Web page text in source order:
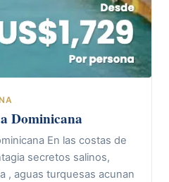
Dominicana
En las costas de
secretos salinos,
, aguas turquesas acunan